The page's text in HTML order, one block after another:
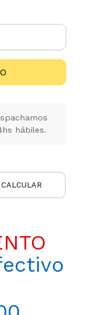
hábiles.
CALCULAR